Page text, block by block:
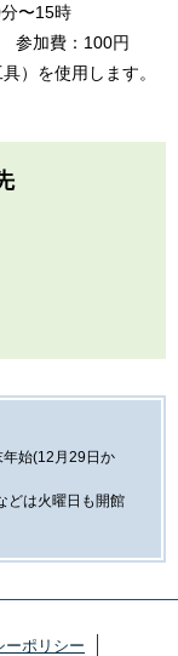
〜15時
参加費：100円
）を使用します。
始(12月29日か
どは火曜日も開館
ーポリシー